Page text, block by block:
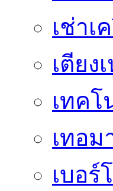
เช่าเ
เตียง
เทคโ
เทอม
เบอร์